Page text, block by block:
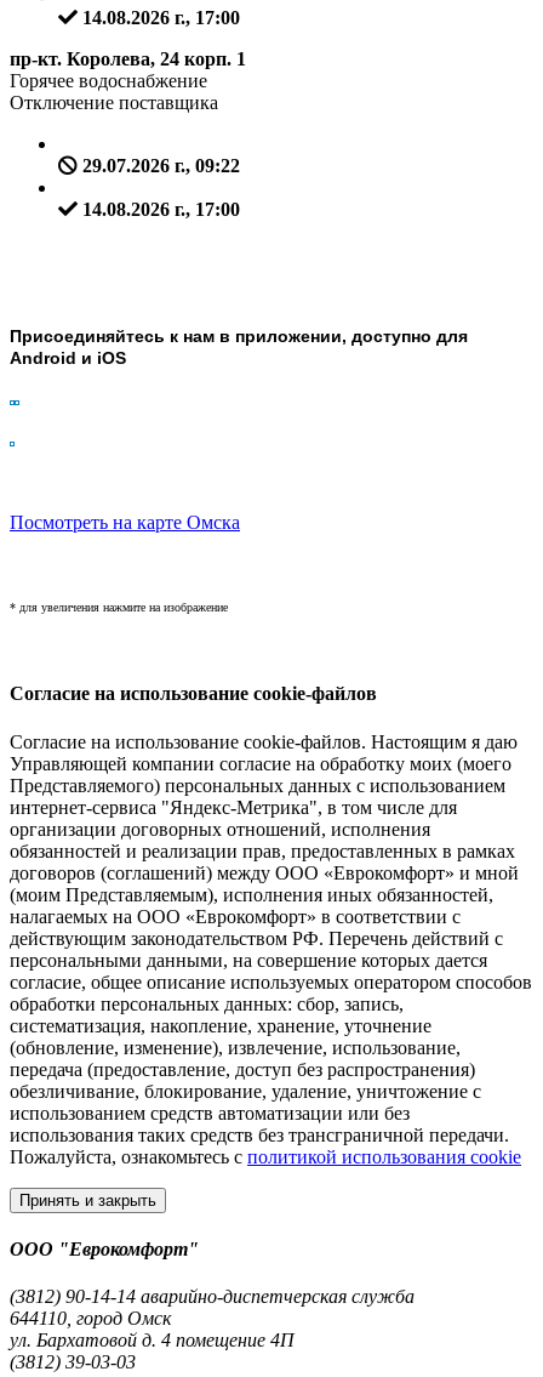
14.08.2026 г., 17:00
пр-кт. Королева, 24 корп. 1
Горячее водоснабжение
Отключение поставщика
29.07.2026 г., 09:22
14.08.2026 г., 17:00
Присоединяйтесь к нам в приложении, доступно для
Android и iOS
Посмотреть на карте Омска
* для увеличения нажмите на изображение
Согласие на использование cookie-файлов
Согласие на использование cookie-файлов. Настоящим я даю
Управляющей компании согласие на обработку моих (моего
Представляемого) персональных данных с использованием
интернет-сервиса "Яндекс-Метрика", в том числе для
организации договорных отношений, исполнения
обязанностей и реализации прав, предоставленных в рамках
договоров (соглашений) между ООО «Еврокомфорт» и мной
(моим Представляемым), исполнения иных обязанностей,
налагаемых на ООО «Еврокомфорт» в соответствии с
действующим законодательством РФ. Перечень действий с
персональными данными, на совершение которых дается
согласие, общее описание используемых оператором способов
обработки персональных данных: сбор, запись,
систематизация, накопление, хранение, уточнение
(обновление, изменение), извлечение, использование,
передача (предоставление, доступ без распространения)
обезличивание, блокирование, удаление, уничтожение с
использованием средств автоматизации или без
использования таких средств без трансграничной передачи.
Пожалуйста, ознакомьтесь с политикой использования cookie
Принять и закрыть
ООО "Еврокомфорт"
(3812) 90-14-14 аварийно-диспетчерская служба
644110, город Омск
ул. Бархатовой д. 4 помещение 4П
(3812) 39-03-03